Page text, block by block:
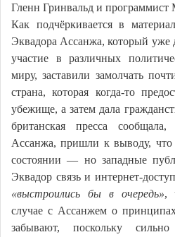
Гленн Гринвальд и
Как подчёркивается в
Эквадора Ассанжа, который уже
участие в различных
миру, заставили замолчать
страна, которая когда-то
убежище, а затем дала
британская пресса
Ассанжа, пришли к выводу, что
состоянии — но западные
Эквадор связь и интернет-
«выстроились бы в очередь»,
случае с Ассанжем о
забывают, поскольку